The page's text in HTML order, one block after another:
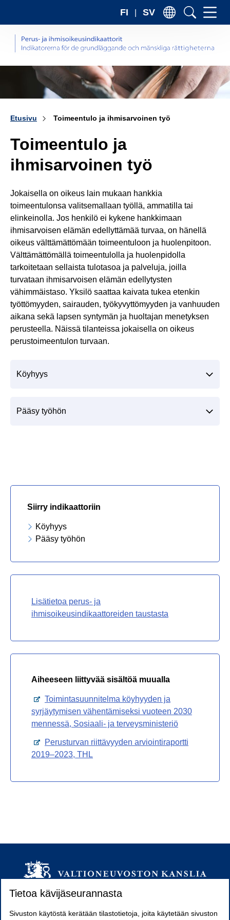
Tietoa kävijäseurannasta
Sivuston käytöstä kerätään tilastotietoja, joita käytetään sivuston
FI SV
Etusivu Toimeentulo ja ihmisarvoinen työ
Toimeentulo ja
ihmisarvoinen työ
Jokaisella on oikeus lain mukaan hankkia
toimeentulonsa valitsemallaan työllä, ammatilla tai
elinkeinolla. Jos henkilö ei kykene hankkimaan
ihmisarvoisen elämän edellyttämää turvaa, on hänellä
oikeus välttämättömään toimeentuloon ja huolenpitoon.
Välttämättömällä toimeentulolla ja huolenpidolla
tarkoitetaan sellaista tulotasoa ja palveluja, joilla
turvataan ihmisarvoisen elämän edellytysten
vähimmäistaso. Yksilö saattaa kaivata tukea etenkin
työttömyyden, sairauden, työkyvyttömyyden ja vanhuuden
aikana sekä lapsen syntymän ja huoltajan menetyksen
perusteella. Näissä tilanteissa jokaisella on oikeus
perustoimeentulon turvaan.
Köyhyys
Pääsy työhön
Siirry indikaattoriin
Köyhyys
Pääsy työhön
Lisätietoa perus- ja
ihmisoikeusindikaattoreiden taustasta
Aiheeseen liittyvää sisältöä muualla
Avautuu uuteen välilehteen
Toimintasuunnitelma köyhyyden ja
syrjäytymisen vähentämiseksi vuoteen 2030
mennessä, Sosiaali- ja terveysministeriö
Avautuu uuteen välilehteen
Perusturvan riittävyyden arviointiraportti
2019–2023, THL